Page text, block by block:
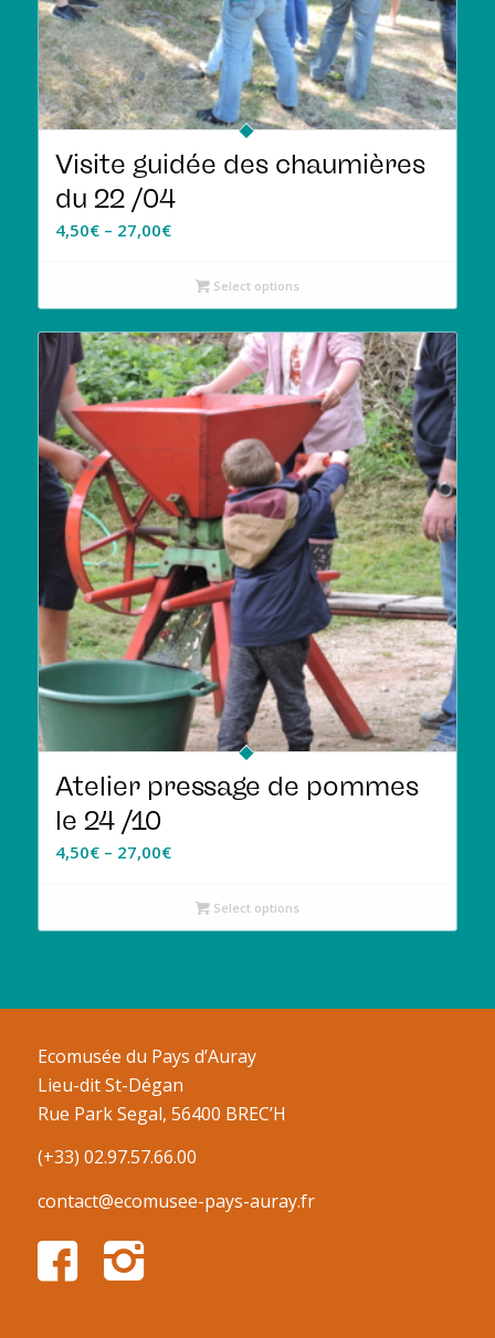
Visite guidée des chaumières
du 22 /04
4,50€– 27,00€
Select options
Atelier pressage de pommes
le 24 /10
4,50€– 27,00€
Select options
Ecomusée du Pays d’Auray
Lieu-dit St-Dégan
Rue Park Segal, 56400 BREC’H
(+33) 02.97.57.66.00
contact@ecomusee-pays-auray.fr